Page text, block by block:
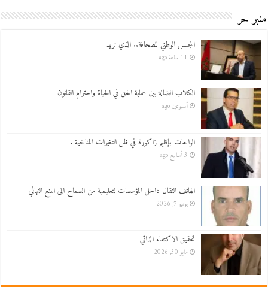
منبر حر
المجلس الوطني للصحافة.. الذي نريد
11 ساعة ago
الكلاب الضالة بين حماية الحق في الحياة واحترام القانون
أسبوعين ago
الواحات بإقليم زاكورة في ظل التغيرات المناخية .
3 أسابيع ago
الهاتف النقال داخل المؤسسات لتعليمية من السماح الى المنع النهائي
يونيو 7, 2026
تحقيق الاكتفاء الذاتي
مايو 30, 2026